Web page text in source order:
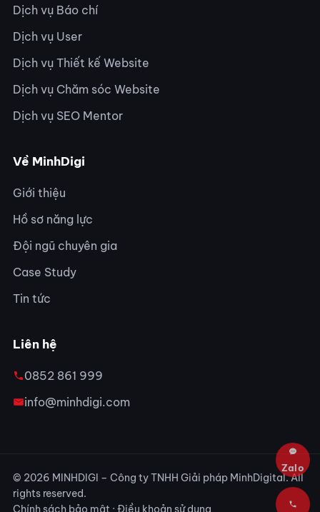
Dịch vụ Báo chí
Dịch vụ User
Dịch vụ Thiết kế Website
Dịch vụ Chăm sóc Website
Dịch vụ SEO Mentor
Về MinhDigi
Giới thiệu
Hồ sơ năng lực
Đội ngũ chuyên gia
Case Study
Tin tức
Liên hệ
0852 861 999
info@minhdigi.com
© 2026 MINHDIGI – Công ty TNHH Giải pháp MinhDigital. All
rights reserved.
Chính sách bảo mật · Điều khoản sử dụng